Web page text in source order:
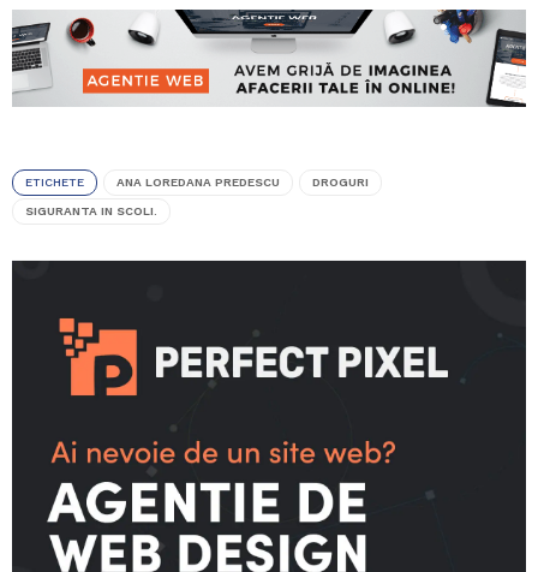
ETICHETE ANA LOREDANA PREDESCU DROGURI
SIGURANTA IN SCOLI.